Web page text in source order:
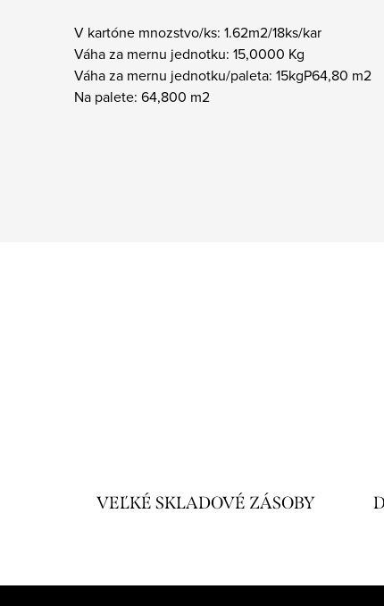
V kartóne mnozstvo/ks: 1.62m2/18ks/kar
Váha za mernu jednotku: 15,0000 Kg
Váha za mernu jednotku/paleta: 15kgP64,80 m2
Na palete: 64,800 m2
VEĽKÉ SKLADOVÉ ZÁSOBY